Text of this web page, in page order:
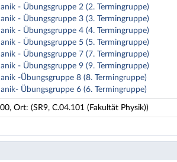
- Übungsgruppe 2 (2. Termingruppe)
- Übungsgruppe 3 (3. Termingruppe)
- Übungsgruppe 4 (4. Termingruppe)
- Übungsgruppe 5 (5. Termingruppe)
- Übungsgruppe 7 (7. Termingruppe)
- Übungsgruppe 9 (9. Termingruppe)
-Übungsgruppe 8 (8. Termingruppe)
Übungsgruppe 6 (6. Termingruppe)
Ort: (SR9, C.04.101 (Fakultät Physik))